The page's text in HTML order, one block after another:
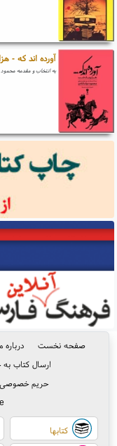
آورده اند که -
به انتخاب و مقدمه
صفحه نخست درباره
ارسال کتاب به
حریم خصوصی
کتابها